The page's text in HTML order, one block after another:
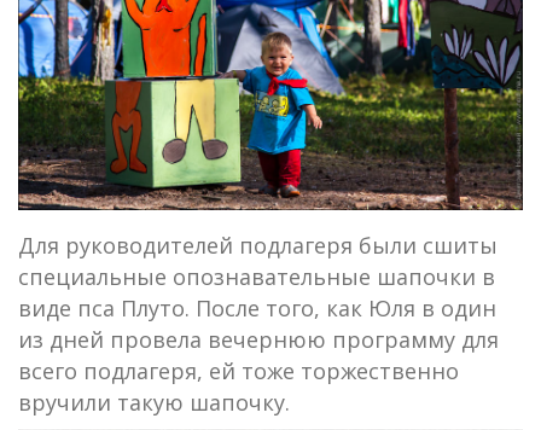
Для руководителей подлагеря были сшиты
специальные опознавательные шапочки в
виде пса Плуто. После того, как Юля в один
из дней провела вечернюю программу для
всего подлагеря, ей тоже торжественно
вручили такую шапочку.